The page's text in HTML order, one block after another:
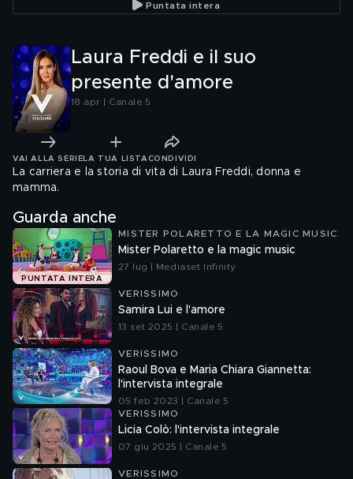
Puntata intera
Laura Freddi e il suo
presente d'amore
18 apr | Canale 5
VAI ALLA SERIE LA TUA LISTA CONDIVIDI
La carriera e la storia di vita di Laura Freddi, donna e
mamma.
Guarda anche
PUNTATA INTERA
MISTER POLARETTO E LA MAGIC MUSIC
Mister Polaretto e la magic music
27 lug | Mediaset Infinity
VERISSIMO
Samira Lui e l'amore
13 set 2025 | Canale 5
VERISSIMO
Raoul Bova e Maria Chiara Giannetta:
l'intervista integrale
05 feb 2023 | Canale 5
VERISSIMO
Licia Colò: l'intervista integrale
07 giu 2025 | Canale 5
VERISSIMO